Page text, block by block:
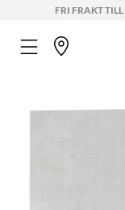
FRI FRAKT